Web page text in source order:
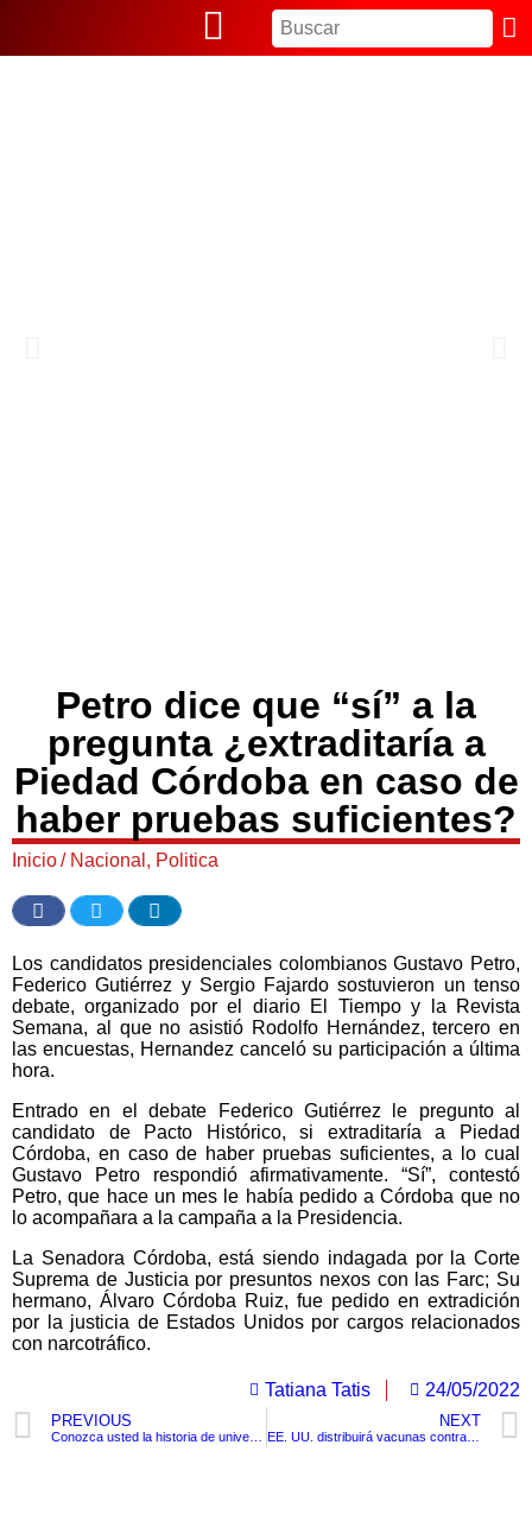
Petro dice que “sí” a la
pregunta ¿extraditaría a
Piedad Córdoba en caso de
haber pruebas suficientes?
Inicio/ Nacional , Politica
Los candidatos presidenciales colombianos Gustavo Petro,
Federico Gutiérrez y Sergio Fajardo sostuvieron un tenso
debate, organizado por el diario El Tiempo y la Revista
Semana, al que no asistió Rodolfo Hernández, tercero en
las encuestas, Hernandez canceló su participación a última
hora.
Entrado en el debate Federico Gutiérrez le pregunto al
candidato de Pacto Histórico, si extraditaría a Piedad
Córdoba, en caso de haber pruebas suficientes, a lo cual
Gustavo Petro respondió afirmativamente. “Sí”, contestó
Petro, que hace un mes le había pedido a Córdoba que no
lo acompañara a la campaña a la Presidencia.
La Senadora Córdoba, está siendo indagada por la Corte
Suprema de Justicia por presuntos nexos con las Farc; Su
hermano, Álvaro Córdoba Ruiz, fue pedido en extradición
por la justicia de Estados Unidos por cargos relacionados
con narcotráfico.
Tatiana Tatis 24/05/2022
PREVIOUS NEXT
EE. UU. distribuirá vacunas contra viruela del mono a la población más susceptible